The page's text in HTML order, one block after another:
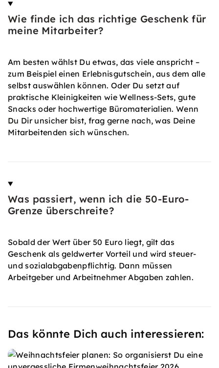
Wie finde ich das richtige Geschenk für
meine Mitarbeiter?
Am besten wählst Du etwas, das viele anspricht –
zum Beispiel einen Erlebnisgutschein, aus dem alle
selbst auswählen können. Oder Du setzt auf
praktische Kleinigkeiten wie Wellness-Sets, gute
Snacks oder hochwertige Büromaterialien. Wenn
Du Dir unsicher bist, frag gerne nach, was Deine
Mitarbeitenden sich wünschen.
Was passiert, wenn ich die 50-Euro-
Grenze überschreite?
Sobald der Wert über 50 Euro liegt, gilt das
Geschenk als geldwerter Vorteil und wird steuer-
und sozialabgabenpflichtig. Dann müssen
Arbeitgeber und Arbeitnehmer Abgaben zahlen.
Das könnte Dich auch interessieren: